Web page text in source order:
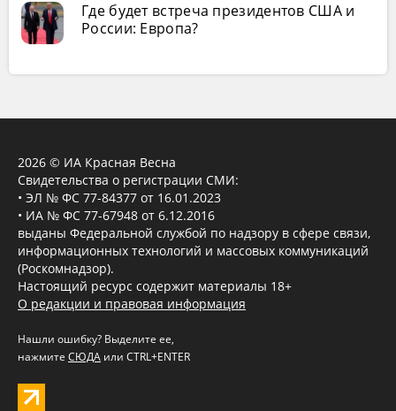
Где будет встреча президентов США и
России: Европа?
2026 © ИА Красная Весна
Свидетельства о регистрации СМИ:
• ЭЛ № ФС 77-84377 от 16.01.2023
• ИА № ФС 77-67948 от 6.12.2016
выданы Федеральной службой по надзору в сфере связи,
информационных технологий и массовых коммуникаций
(Роскомнадзор).
Настоящий ресурс содержит материалы 18+
О редакции и правовая информация
Нашли ошибку? Выделите ее,
нажмите СЮДА или CTRL+ENTER